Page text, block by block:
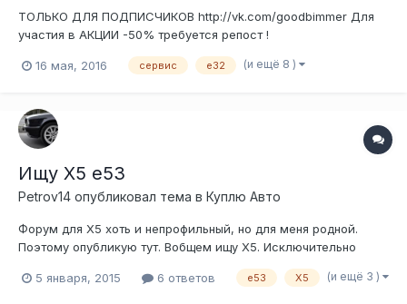
ТОЛЬКО ДЛЯ ПОДПИСЧИКОВ http://vk.com/goodbimmer Для
участия в АКЦИИ -50% требуется репост !
16 мая, 2016 сервис е32 (и ещё 8 )
Ищу Х5 е53
Petrov14 опубликовал тема в Куплю Авто
Форум для Х5 хоть и непрофильный, но для меня родной.
Поэтому опубликую тут. Вобщем ищу Х5. Исключительно
панорамой. В Москве и МО. За хорошей машиной готов
5 января, 2015 6 ответов е53 Х5 (и ещё 3 )